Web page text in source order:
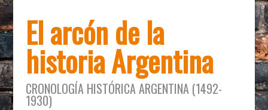
El arcón de la
historia Argentina
CRONOLOGÍA HISTÓRICA ARGENTINA (1492-
1930)